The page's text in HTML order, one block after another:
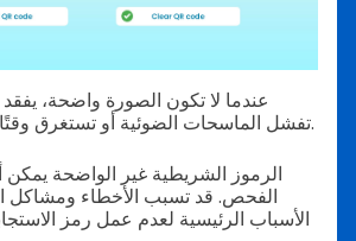
عندما لا تكون الصورة واضحة،
تفشل الماسحات الضوئية أو تستغرق وقتًا أطول في قراءتها.
الرموز الشريطية غير الواضحة
الفحص. قد تسبب الأخطاء ومشاكل
الأسباب الرئيسية لعدم عمل رمز